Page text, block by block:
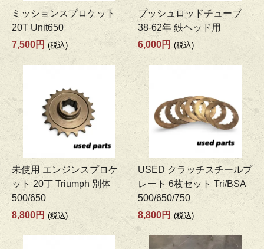
ミッションスプロケット
20T Unit650
7,500円 (税込)
プッシュロッドチューブ
38-62年 鉄ヘッド用
6,000円 (税込)
未使用 エンジンスプロケ
ット 20丁 Triumph 別体
500/650
8,800円 (税込)
USED クラッチスチールプ
レート 6枚セット Tri/BSA
500/650/750
8,800円 (税込)